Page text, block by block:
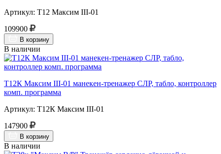
Артикул: Т12 Максим III-01
109900
В корзину
В наличии
Т12К Максим III-01 манекен-тренажер СЛР, табло, контроллер
комп. программа
Артикул: Т12К Максим III-01
147900
В корзину
В наличии